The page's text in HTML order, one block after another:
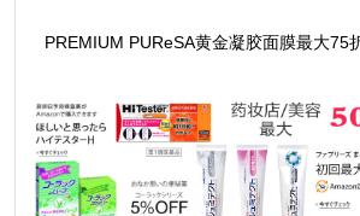
PREMIUM PUReSA黄金凝胶面膜最大75